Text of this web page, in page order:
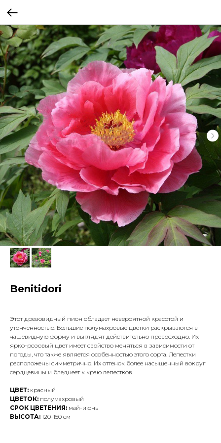
Benitidori
Этот древовидный пион обладает невероятной красотой и
утонченностью. Большие полумахровые цветки раскрываются в
чашевидную форму и выглядят действительно превосходно. Их
ярко-розовый цвет имеет свойство меняться в зависимости от
погоды, что также является особенностью этого сорта. Лепестки
расположены симметрично. Их оттенок более насыщенный вокруг
сердцевины и бледнеет к краю лепестков.
ЦВЕТ: красный
ЦВЕТОК: полумахровый
СРОК ЦВЕТЕНИЯ: май-июнь
ВЫСОТА: 120-150 см